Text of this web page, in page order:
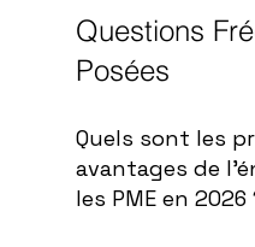
Questions
Posées
Quels sont les
avantages de
les PME en 2026